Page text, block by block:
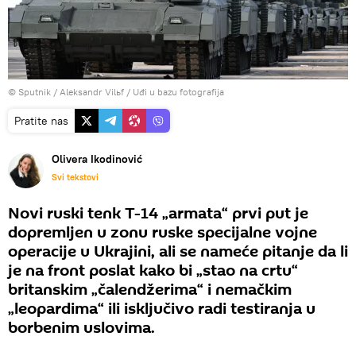
© Sputnik / Aleksandr Vilьf / Uđi u bazu fotografija
Pratite nas
Olivera Ikodinović
Svi tekstovi
Novi ruski tenk T-14 „armata“ prvi put je
dopremljen u zonu ruske specijalne vojne
operacije u Ukrajini, ali se nameće pitanje da li
je na front poslat kako bi „stao na crtu“
britanskim „čalendžerima“ i nemačkim
„leopardima“ ili isključivo radi testiranja u
borbenim uslovima.